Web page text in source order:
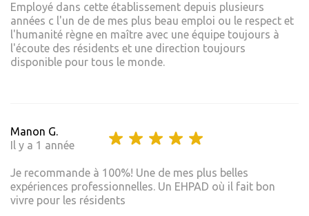
Employé dans cette établissement depuis plusieurs
années c l'un de de mes plus beau emploi ou le respect et
l'humanité règne en maître avec une équipe toujours à
l'écoute des résidents et une direction toujours
disponible pour tous le monde.
Manon G.
Il y a 1 année
Je recommande à 100%! Une de mes plus belles
expériences professionnelles. Un EHPAD où il fait bon
vivre pour les résidents